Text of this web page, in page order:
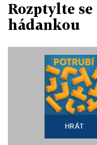
Rozptylte
hádankou
HRÁT